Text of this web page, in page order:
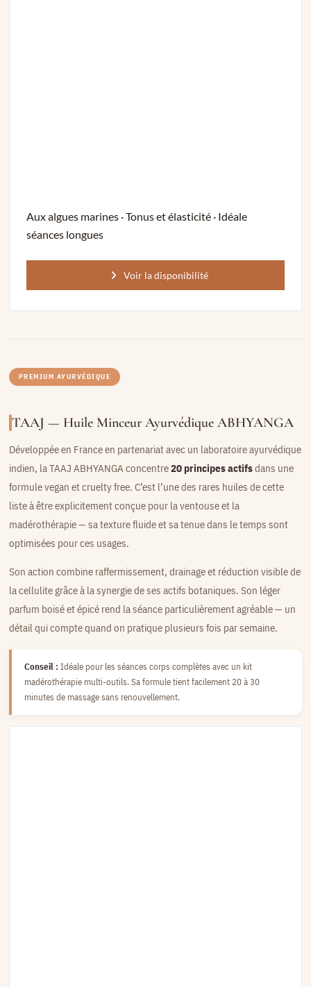
Aux algues marines · Tonus et élasticité · Idéale
séances longues
Voir la disponibilité
PREMIUM AYURVÉDIQUE
TAAJ — Huile Minceur Ayurvédique ABHYANGA
Développée en France en partenariat avec un laboratoire ayurvédique
indien, la TAAJ ABHYANGA concentre20 principes actifsdans une
formule vegan et cruelty free. C’est l’une des rares huiles de cette
liste à être explicitement conçue pour la ventouse et la
madérothérapie — sa texture fluide et sa tenue dans le temps sont
optimisées pour ces usages.
Son action combine raffermissement, drainage et réduction visible de
la cellulite grâce à la synergie de ses actifs botaniques. Son léger
parfum boisé et épicé rend la séance particulièrement agréable — un
détail qui compte quand on pratique plusieurs fois par semaine.
Conseil : Idéale pour les séances corps complètes avec un kit
madérothérapie multi-outils. Sa formule tient facilement 20 à 30
minutes de massage sans renouvellement.